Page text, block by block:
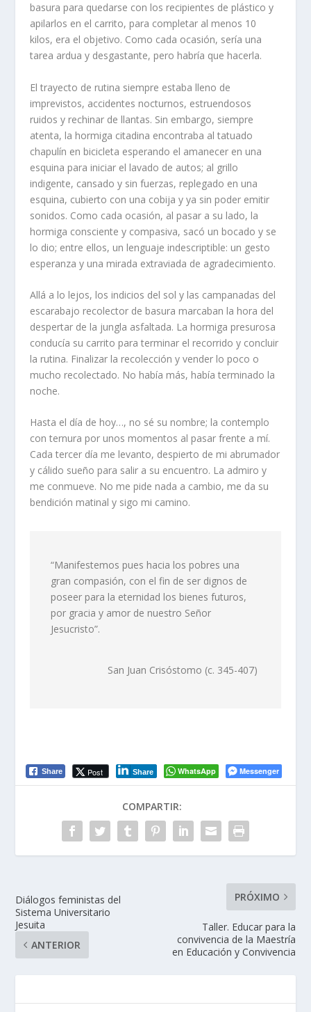
basura para quedarse con los recipientes de plástico y
apilarlos en el carrito, para completar al menos 10
kilos, era el objetivo. Como cada ocasión, sería una
tarea ardua y desgastante, pero habría que hacerla.
El trayecto de rutina siempre estaba lleno de
imprevistos, accidentes nocturnos, estruendosos
ruidos y rechinar de llantas. Sin embargo, siempre
atenta, la hormiga citadina encontraba al tatuado
chapulín en bicicleta esperando el amanecer en una
esquina para iniciar el lavado de autos; al grillo
indigente, cansado y sin fuerzas, replegado en una
esquina, cubierto con una cobija y ya sin poder emitir
sonidos. Como cada ocasión, al pasar a su lado, la
hormiga consciente y compasiva, sacó un bocado y se
lo dio; entre ellos, un lenguaje indescriptible: un gesto
esperanza y una mirada extraviada de agradecimiento.
Allá a lo lejos, los indicios del sol y las campanadas del
escarabajo recolector de basura marcaban la hora del
despertar de la jungla asfaltada. La hormiga presurosa
conducía su carrito para terminar el recorrido y concluir
la rutina. Finalizar la recolección y vender lo poco o
mucho recolectado. No había más, había terminado la
noche.
Hasta el día de hoy…, no sé su nombre; la contemplo
con ternura por unos momentos al pasar frente a mí.
Cada tercer día me levanto, despierto de mi abrumador
y cálido sueño para salir a su encuentro. La admiro y
me conmueve. No me pide nada a cambio, me da su
bendición matinal y sigo mi camino.
“Manifestemos pues hacia los pobres una
gran compasión, con el fin de ser dignos de
poseer para la eternidad los bienes futuros,
por gracia y amor de nuestro Señor
Jesucristo”.
San Juan Crisóstomo (c. 345-407)
Share Post Share WhatsApp Messenger
COMPARTIR:
Diálogos feministas del
Sistema Universitario
Jesuita
ANTERIOR
PRÓXIMO
Taller. Educar para la
convivencia de la Maestría
en Educación y Convivencia